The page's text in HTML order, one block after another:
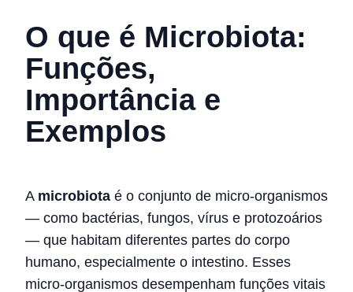
O que é Microbiota:
Funções,
Importância e
Exemplos
A microbiota é o conjunto de micro-organismos
— como bactérias, fungos, vírus e protozoários
— que habitam diferentes partes do corpo
humano, especialmente o intestino. Esses
micro-organismos desempenham funções vitais